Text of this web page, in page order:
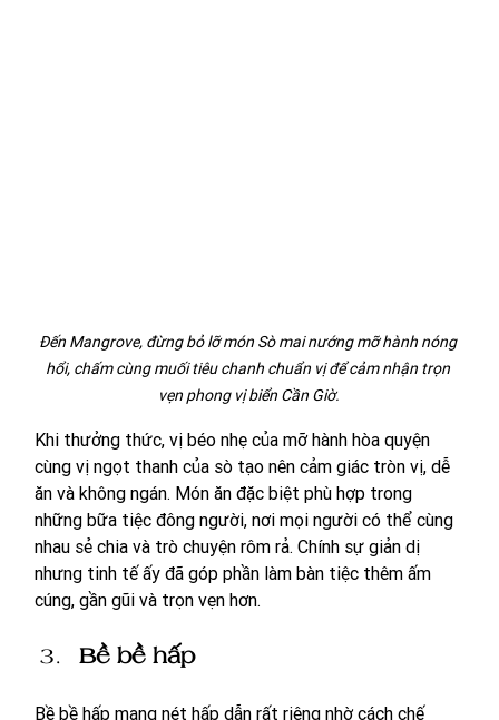
Đến Mangrove, đừng bỏ lỡ món Sò mai nướng mỡ hành nóng
hổi, chấm cùng muối tiêu chanh chuẩn vị để cảm nhận trọn
vẹn phong vị biển Cần Giờ.
Khi thưởng thức, vị béo nhẹ của mỡ hành hòa quyện
cùng vị ngọt thanh của sò tạo nên cảm giác tròn vị, dễ
ăn và không ngán. Món ăn đặc biệt phù hợp trong
những bữa tiệc đông người, nơi mọi người có thể cùng
nhau sẻ chia và trò chuyện rôm rả. Chính sự giản dị
nhưng tinh tế ấy đã góp phần làm bàn tiệc thêm ấm
cúng, gần gũi và trọn vẹn hơn.
Bề bề hấp
Bề bề hấp mang nét hấp dẫn rất riêng nhờ cách chế